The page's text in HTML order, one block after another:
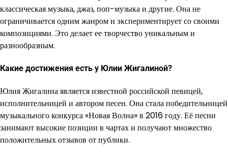
классическая музыка, джаз, поп-музыка и другие. Она не
ограничивается одним жанром и экспериментирует со своими
композициями. Это делает ее творчество уникальным и
разнообразным.
Какие достижения есть у Юлии Жигалиной?
Юлия Жигалина является известной российской певицей,
исполнительницей и автором песен. Она стала победительницей
музыкального конкурса «Новая Волна» в 2016 году. Её песни
занимают высокие позиции в чартах и получают множество
положительных отзывов от публики.